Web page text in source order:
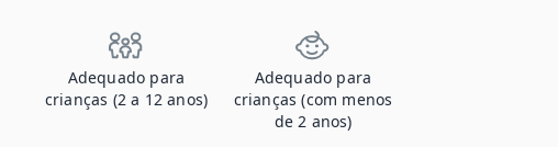
Adequado para
crianças (2 a 12 anos)
Adequado para
crianças (com menos
de 2 anos)